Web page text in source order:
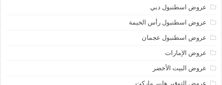
عروض اسطنبول دبي
عروض اسطنبول رأس الخيمة
عروض اسطنبول عجمان
عروض الإمارات
عروض البيت الأخضر
عروض التوفير هايبر ماركت